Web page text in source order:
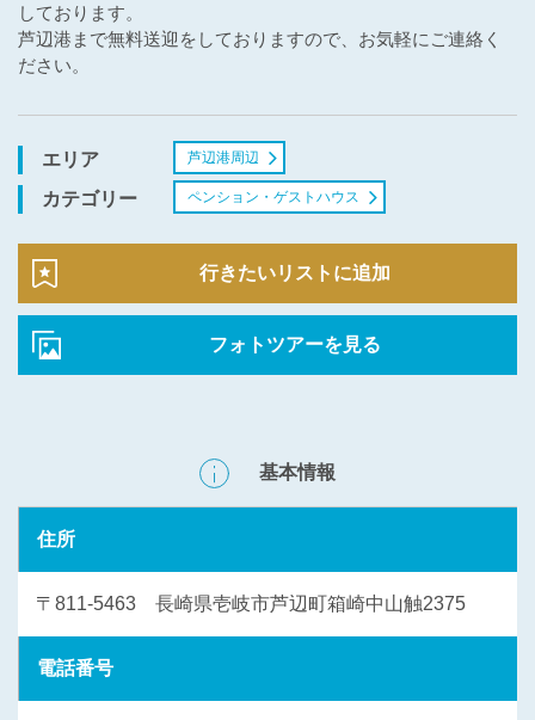
しております。
芦辺港まで無料送迎をしておりますので、お気軽にご連絡く
ださい。
エリア 芦辺港周辺
カテゴリー ペンション・ゲストハウス
行きたいリストに追加
フォトツアーを見る
基本情報
住所
〒811-5463 長崎県壱岐市芦辺町箱崎中山触2375
電話番号